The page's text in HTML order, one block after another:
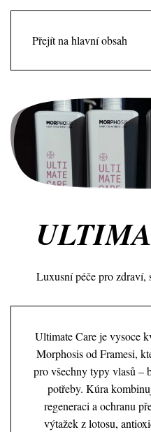
Přejít na hlavní obsah
Luxusní péče pro zdraví,
Ultimate Care je vysoce
Morphosis od Framesi,
pro všechny typy vlasů –
potřeby. Kúra
regeneraci a ochranu
výtažek z lotosu,